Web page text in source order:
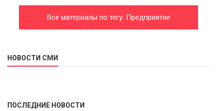
Все материалы по тегу: Предприятие
НОВОСТИ СМИ
ПОСЛЕДНИЕ НОВОСТИ